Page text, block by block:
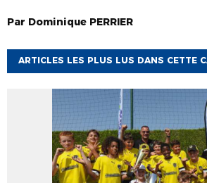
Par Dominique PERRIER
ARTICLES LES PLUS LUS DANS CETTE